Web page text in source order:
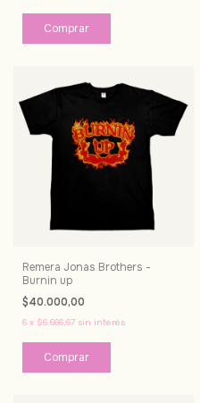
Comprar
Remera Jonas Brothers -
Burnin up
$40.000,00
6 x $6.666,67 sin interés
Comprar